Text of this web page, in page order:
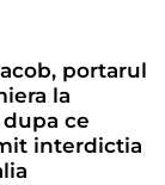
portarul
la
ce
interdictia